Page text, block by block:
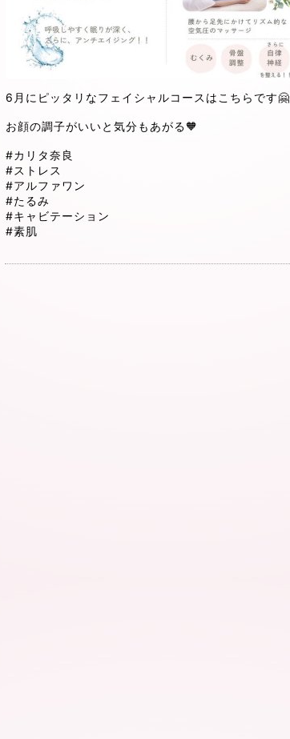
6月にピッタリなフェイシャルコースはこちらです🤗
お顔の調子がいいと気分もあがる🧡
#カリタ奈良
#ストレス
#アルファワン
#たるみ
#キャビテーション
#素肌